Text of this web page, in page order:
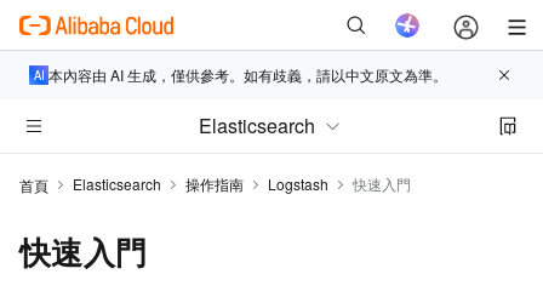
本內容由 AI 生成，僅供參考。如有歧義，請以中文原文為準。
Elasticsearch
首頁 Elasticsearch 操作指南 Logstash 快速入門
快速入門